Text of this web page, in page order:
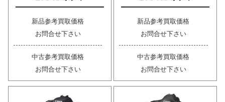
新品参考買取価格
お問合せ下さい
中古参考買取価格
お問合せ下さい
新品参考買取価格
お問合せ下さい
中古参考買取価格
お問合せ下さい